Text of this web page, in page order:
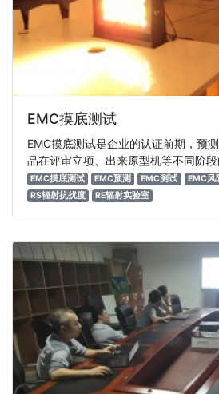
EMC摸底测试
EMC摸底测试是企业的认证前期，预
品在评审立项、出来原型机等不同阶段
EMC摸底测试 EMC预测 EMC测试 EMC风
RS辐射抗扰度
RE辐射实验室